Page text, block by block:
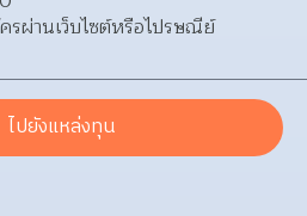
รผ่านเว็บไซต์หรือไปรษณีย์
ไปยังแหล่งทุน